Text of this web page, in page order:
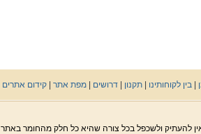
|בין לקוחותינו |תקנון |דרושים |מפת אתר |קידום אתרים
אין להעתיק ולשכפל בכל צורה שהיא כל חלק מהחומר